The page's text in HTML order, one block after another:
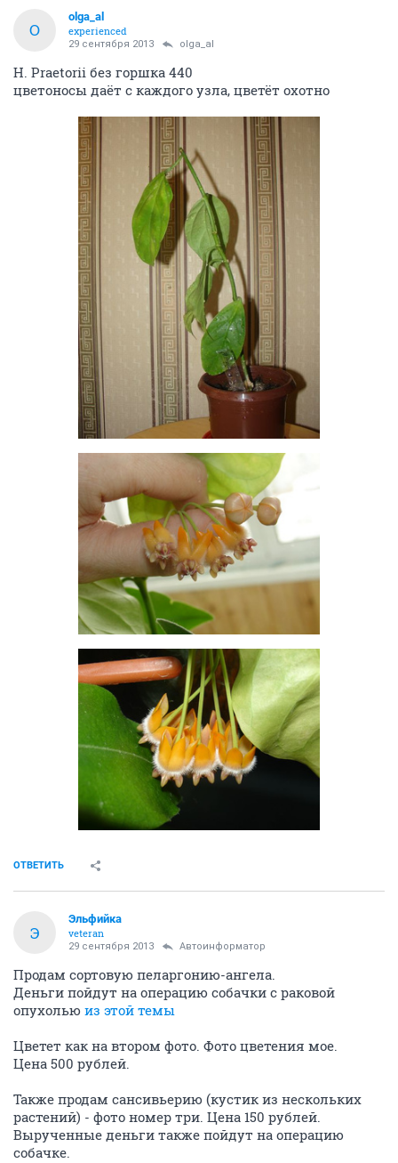
O
olga_al
experienced
29 сентября 2013 olga_al
Н. Praetorii без горшка 440
цветоносы даёт с каждого узла, цветёт охотно
ОТВЕТИТЬ
Э
Эльфийка
veteran
29 сентября 2013 Автоинформатор
Продам сортовую пеларгонию-ангела.
Деньги пойдут на операцию собачки с раковой
опухолью из этой темы
Цветет как на втором фото. Фото цветения мое.
Цена 500 рублей.
Также продам сансивьерию (кустик из нескольких
растений) - фото номер три. Цена 150 рублей.
Вырученные деньги также пойдут на операцию
собачке.